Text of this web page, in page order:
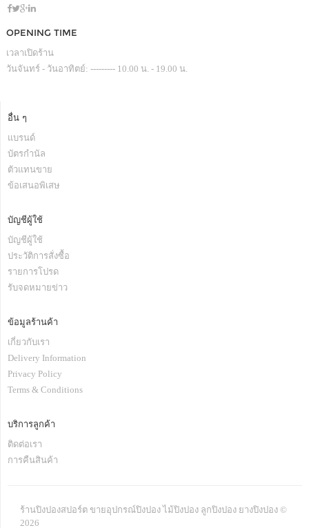
OPENING TIME
เวลาเปิดร้าน
วันจันทร์ - วันอาทิตย์: --------- 10.00 น. - 19.00 น.
อื่น ๆ
แบรนด์
บัตรกำนัล
ตัวแทนขาย
ข้อเสนอพิเสษ
บัญชีผู้ใช้
บัญชีผู้ใช้
ประวัติการสั่งซื้อ
รายการโปรด
รับจดหมายข่าว
ข้อมูลร้านค้า
เกี่ยวกับเรา
Delivery Information
Privacy Policy
Terms & Conditions
บริการลูกค้า
ติดต่อเรา
การคืนสินค้า
ร้านปิงปองสปอร์ต ขายอุปกรณ์ปิงปอง ไม้ปิงปอง ลูกปิงปอง ยางปิงปอง ©
2026